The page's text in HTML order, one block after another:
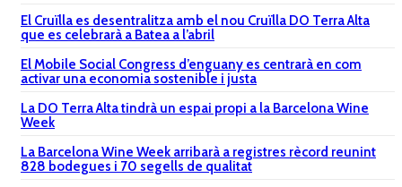
El Cruïlla es desentralitza amb el nou Cruïlla DO Terra Alta
que es celebrarà a Batea a l’abril
El Mobile Social Congress d’enguany es centrarà en com
activar una economia sostenible i justa
La DO Terra Alta tindrà un espai propi a la Barcelona Wine
Week
La Barcelona Wine Week arribarà a registres rècord reunint
828 bodegues i 70 segells de qualitat